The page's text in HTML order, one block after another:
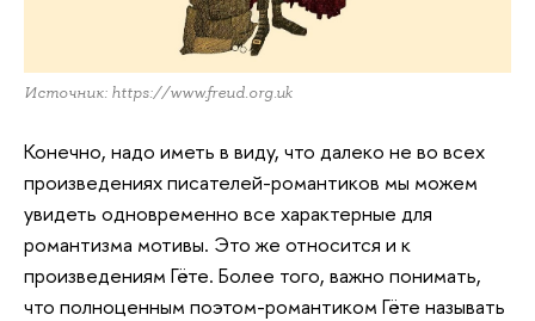
Источник: https://www.freud.org.uk
Конечно, надо иметь в виду, что далеко не во всех
произведениях писателей-романтиков мы можем
увидеть одновременно все характерные для
романтизма мотивы. Это же относится и к
произведениям Гёте. Более того, важно понимать,
что полноценным поэтом-романтиком Гёте называть